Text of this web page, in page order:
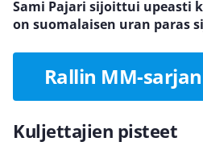
Sami Pajari sijoittui upeasti
on suomalaisen uran paras
Rallin MM-
Kuljettajien pisteet